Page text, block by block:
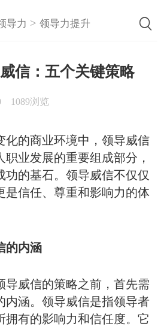
导力 >领导力提升
信：五个关键策略
1089浏览
的商业环境中，领导威信
职业发展的重要组成部分，
功的基石。领导威信不仅仅
是信任、尊重和影响力的体
的内涵
威信的策略之前，首先需
内涵。领导威信是指领导者
拥有的影响力和信任度。它